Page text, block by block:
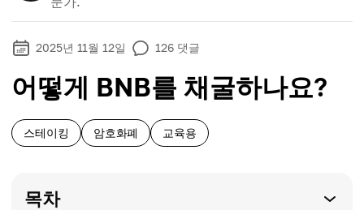
2025년 11월 12일 126 댓글
어떻게 BNB를 채굴하나요?
스테이킹 암호화폐 교육용
목차